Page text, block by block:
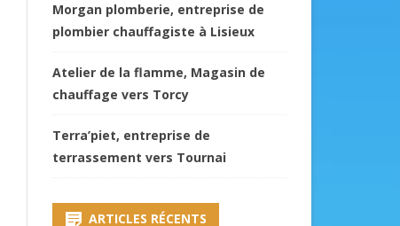
Morgan plomberie, entreprise de
plombier chauffagiste à Lisieux
Atelier de la flamme, Magasin de
chauffage vers Torcy
Terra’piet, entreprise de
terrassement vers Tournai
ARTICLES RÉCENTS